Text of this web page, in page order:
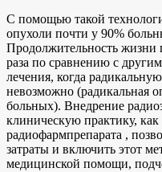
С помощью такой
опухоли почти у 90%
Продолжительность жизни
раза по сравнению с
лечения, когда
невозможно (радикальная
больных). Внедрение
клиническую практику,
радиофармпрепарата ,
затраты и включить этот
медицинской помощи,